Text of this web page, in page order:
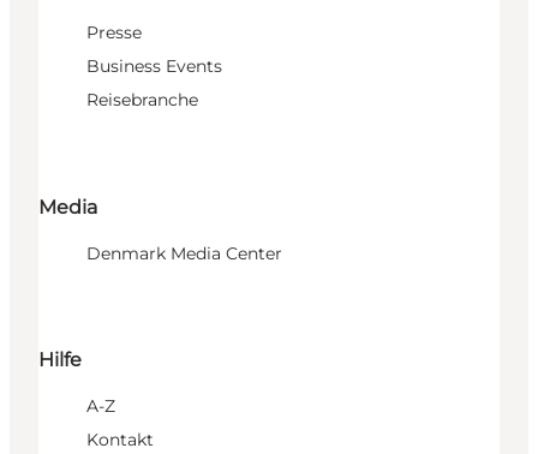
Presse
Business Events
Reisebranche
Media
Denmark Media Center
Hilfe
A-Z
Kontakt